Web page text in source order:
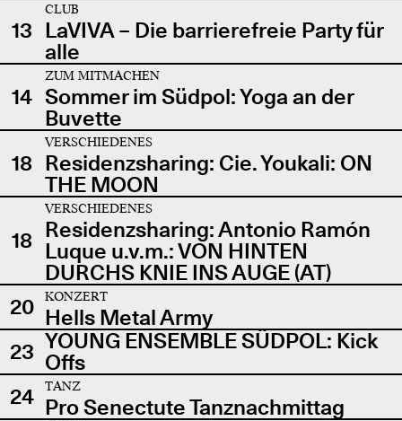
13
CLUB
LaVIVA – Die barrierefreie Party für
alle
14
ZUM MITMACHEN
Sommer im Südpol: Yoga an der
Buvette
18
VERSCHIEDENES
Residenzsharing: Cie. Youkali: ON
THE MOON
18
VERSCHIEDENES
Residenzsharing: Antonio Ramón
Luque u.v.m.: VON HINTEN
DURCHS KNIE INS AUGE (AT)
20
KONZERT
Hells Metal Army
23 YOUNG ENSEMBLE SÜDPOL: Kick
Offs
24
TANZ
Pro Senectute Tanznachmittag